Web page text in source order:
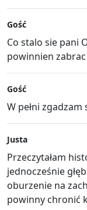
Gość
Co stalo sie pani
powinnien
Gość
W pełni
Justa
Przeczytałam
jednocześnie
oburzenie na
powinny chronić